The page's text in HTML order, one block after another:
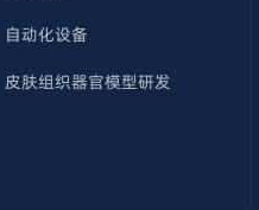
自动化设备
皮肤组织器官模型研发